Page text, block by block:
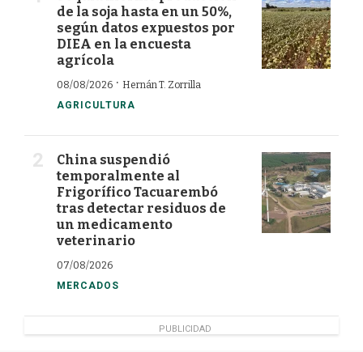
de la soja hasta en un 50%,
según datos expuestos por
DIEA en la encuesta
agrícola
08/08/2026 · Hernán T. Zorrilla
AGRICULTURA
China suspendió
temporalmente al
Frigorífico Tacuarembó
tras detectar residuos de
un medicamento
veterinario
07/08/2026
MERCADOS
PUBLICIDAD